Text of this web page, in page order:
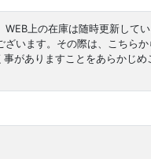
上の在庫は随時更新してい
います。その際は、こちら
がありますことをあらかじめ